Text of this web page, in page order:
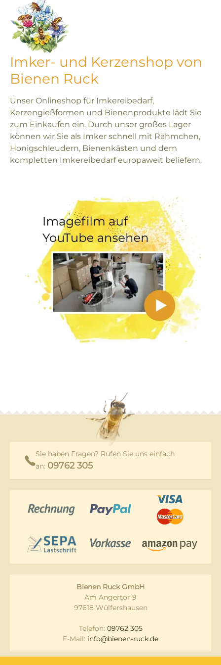
Imker- und Kerzenshop von
Bienen Ruck
Unser Onlineshop für Imkereibedarf,
Kerzengießformen und Bienenprodukte lädt Sie
zum Einkaufen ein. Durch unser großes Lager
können wir Sie als Imker schnell mit Rähmchen,
Honigschleudern, Bienenkästen und dem
kompletten Imkereibedarf europaweit beliefern.
Sie haben Fragen? Rufen Sie uns einfach
an: 09762 305
Bienen Ruck GmbH
Am Angertor 9
97618 Wülfershausen
Telefon: 09762 305
E-Mail: info@bienen-ruck.de